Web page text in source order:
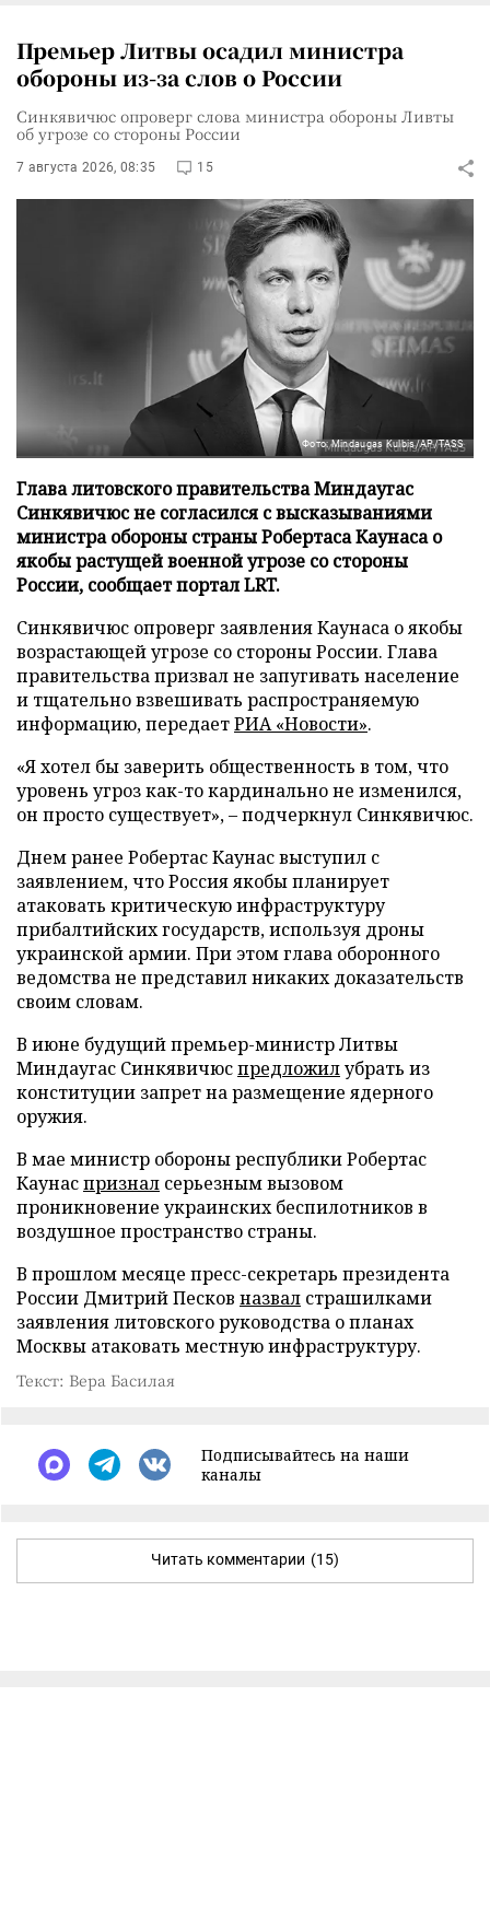
Премьер Литвы осадил министра
обороны из-за слов о России
Синкявичюс опроверг слова министра обороны Ливты
об угрозе со стороны России
7 августа 2026, 08:35 15
Фото: Mindaugas Kulbis/AP/TASS
Глава литовского правительства Миндаугас
Синкявичюс не согласился с высказываниями
министра обороны страны Робертаса Каунаса о
якобы растущей военной угрозе со стороны
России, сообщает портал LRT.
Синкявичюс опроверг заявления Каунаса о якобы
возрастающей угрозе со стороны России. Глава
правительства призвал не запугивать население
и тщательно взвешивать распространяемую
информацию, передаетРИА «Новости».
«Я хотел бы заверить общественность в том, что
уровень угроз как-то кардинально не изменился,
он просто существует», – подчеркнул Синкявичюс.
Днем ранее Робертас Каунас выступил с
заявлением, что Россия якобы планирует
атаковать критическую инфраструктуру
прибалтийских государств, используя дроны
украинской армии. При этом глава оборонного
ведомства не представил никаких доказательств
своим словам.
В июне будущий премьер-министр Литвы
Миндаугас Синкявичюспредложилубрать из
конституции запрет на размещение ядерного
оружия.
В мае министр обороны республики Робертас
Каунаспризнал серьезным вызовом
проникновение украинских беспилотников в
воздушное пространство страны.
В прошлом месяце пресс-секретарь президента
России Дмитрий Песков назвал страшилками
заявления литовского руководства о планах
Москвы атаковать местную инфраструктуру.
Текст: Вера Басилая
Подписывайтесь на наши
каналы
Читать комментарии (15)